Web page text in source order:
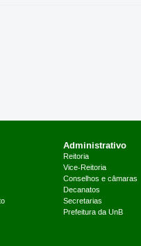
Administrativo
Reitoria
Vice-Reitoria
Conselhos e câmaras
Decanatos
Secretarias
Prefeitura da UnB